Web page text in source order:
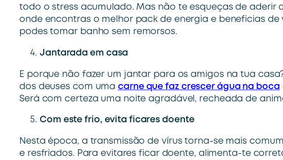
todo o stress acumulado. Mas não te esqueças de aderir
onde encontras o melhor pack de energia e beneficias
podes tomar banho sem remorsos.
Jantarada em casa
E porque não fazer um jantar para os amigos na tua
dos deuses com umacarne que faz crescer água na boca
Será com certeza uma noite agradável, recheada de
Com este frio, evita ficares doente
Nesta época, a transmissão de vírus torna-se mais
e resfriados. Para evitares ficar doente, alimenta-te